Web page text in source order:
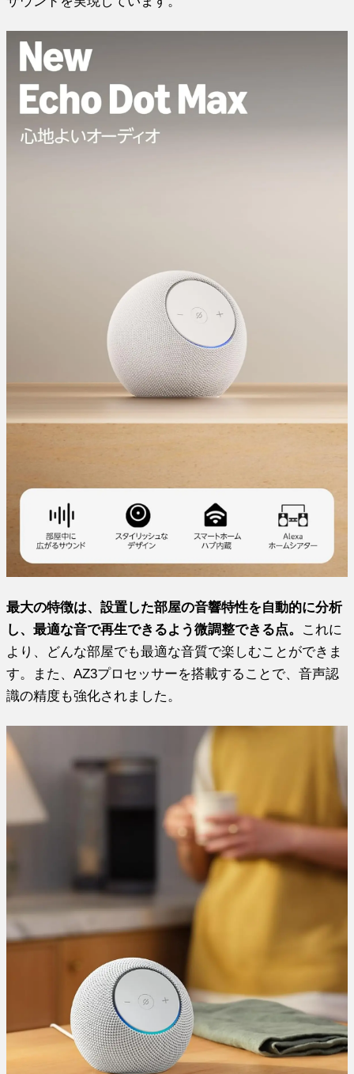
最大の特徴は、設置した部屋の音響特性を自動的に分析
し、最適な音で再生できるよう微調整できる点。 これに
より、どんな部屋でも最適な音質で楽しむことができま
す。また、AZ3プロセッサーを搭載することで、音声認
識の精度も強化されました。